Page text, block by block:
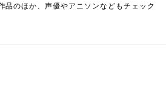
品のほか、声優やアニソンなどもチェック